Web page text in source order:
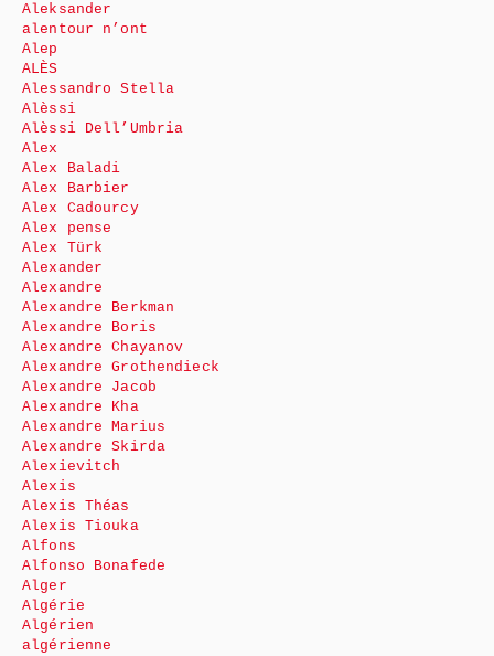
Aleksander
alentour n’ont
Alep
ALÈS
Alessandro Stella
Alèssi
Alèssi Dell’Umbria
Alex
Alex Baladi
Alex Barbier
Alex Cadourcy
Alex pense
Alex Türk
Alexander
Alexandre
Alexandre Berkman
Alexandre Boris
Alexandre Chayanov
Alexandre Grothendieck
Alexandre Jacob
Alexandre Kha
Alexandre Marius
Alexandre Skirda
Alexievitch
Alexis
Alexis Théas
Alexis Tiouka
Alfons
Alfonso Bonafede
Alger
Algérie
Algérien
algérienne